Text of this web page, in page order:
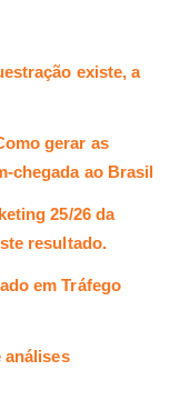
existe, a
gerar as
chegada ao Brasil
25/26 da
resultado.
em Tráfego
análises